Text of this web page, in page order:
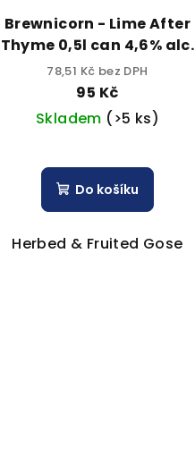
Brewnicorn - Lime After
Thyme 0,5l can 4,6% alc.
78,51 Kč bez DPH
95 Kč
Skladem (>5 ks)
Do košíku
Herbed & Fruited Gose